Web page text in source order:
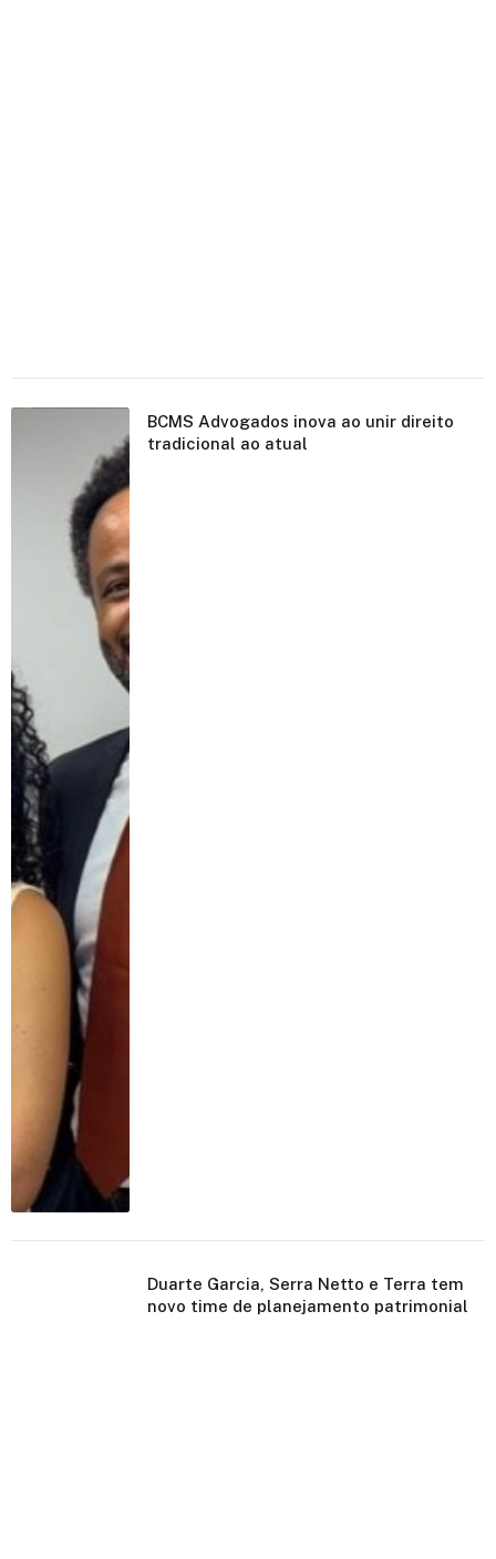
BCMS Advogados inova ao unir direito
tradicional ao atual
Duarte Garcia, Serra Netto e Terra tem
novo time de planejamento patrimonial